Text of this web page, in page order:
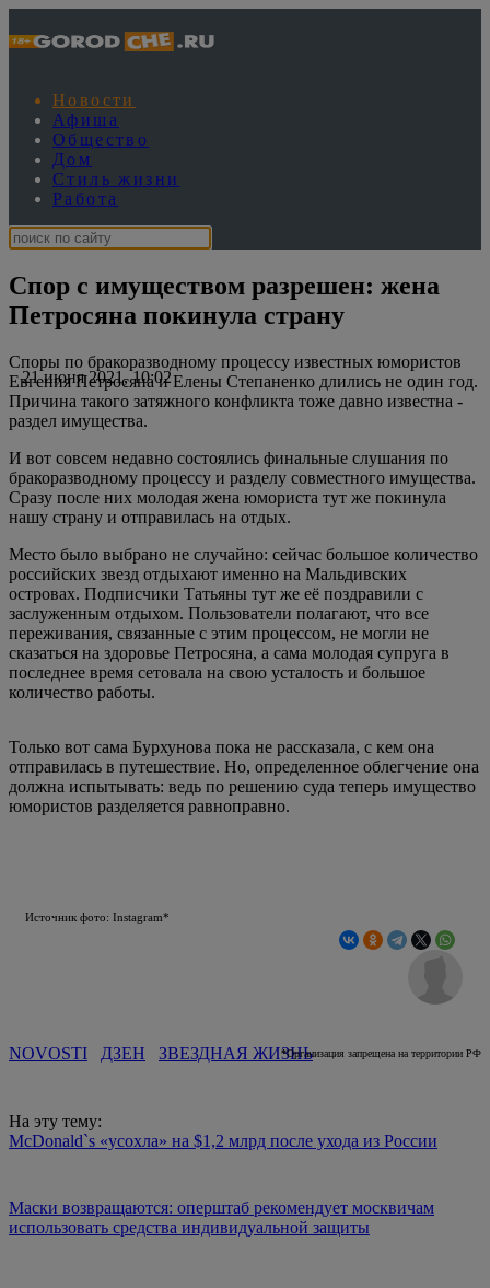
Новости
Афиша
Общество
Дом
Стиль жизни
Работа
Спор с имуществом разрешен: жена
Петросяна покинула страну
21 июня 2021, 10:02
Споры по бракоразводному процессу известных юмористов
Евгения Петросяна и Елены Степаненко длились не один год.
Причина такого затяжного конфликта тоже давно известна -
раздел имущества.
И вот совсем недавно состоялись финальные слушания по
бракоразводному процессу и разделу совместного имущества.
Сразу после них молодая жена юмориста тут же покинула
нашу страну и отправилась на отдых.
Место было выбрано не случайно: сейчас большое количество
российских звезд отдыхают именно на Мальдивских
островах. Подписчики Татьяны тут же её поздравили с
заслуженным отдыхом. Пользователи полагают, что все
переживания, связанные с этим процессом, не могли не
сказаться на здоровье Петросяна, а сама молодая супруга в
последнее время сетовала на свою усталость и большое
количество работы.
Только вот сама Бурхунова пока не рассказала, с кем она
отправилась в путешествие. Но, определенное облегчение она
должна испытывать: ведь по решению суда теперь имущество
юмористов разделяется равноправно.
Источник фото: Instagram*
NOVOSTI ДЗЕН ЗВЕЗДНАЯ ЖИЗНЬ
*Организация запрещена на территории РФ
На эту тему:
McDonald`s «усохла» на $1,2 млрд после ухода из России
Маски возвращаются: оперштаб рекомендует москвичам
использовать средства индивидуальной защиты